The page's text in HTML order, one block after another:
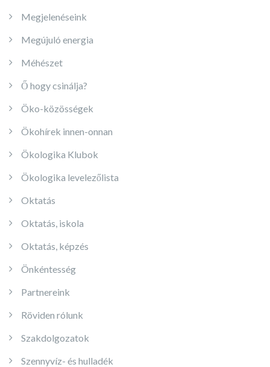
Megjelenéseink
Megújuló energia
Méhészet
Ő hogy csinálja?
Öko-közösségek
Ökohírek innen-onnan
Ökologika Klubok
Ökologika levelezőlista
Oktatás
Oktatás, iskola
Oktatás, képzés
Önkéntesség
Partnereink
Röviden rólunk
Szakdolgozatok
Szennyvíz- és hulladék